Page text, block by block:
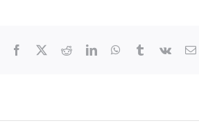
Facebook RedditLinkedInWhatsApp
TumblrVk